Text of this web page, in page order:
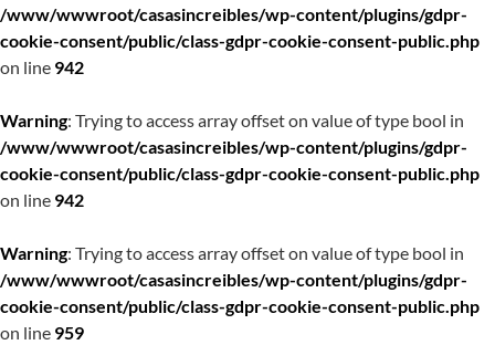
/www/wwwroot/casasincreibles/wp-content/plugins/gdpr-
cookie-consent/public/class-gdpr-cookie-consent-public.php
on line 942
Warning: Trying to access array offset on value of type bool in
/www/wwwroot/casasincreibles/wp-content/plugins/gdpr-
cookie-consent/public/class-gdpr-cookie-consent-public.php
on line 942
Warning: Trying to access array offset on value of type bool in
/www/wwwroot/casasincreibles/wp-content/plugins/gdpr-
cookie-consent/public/class-gdpr-cookie-consent-public.php
on line 959